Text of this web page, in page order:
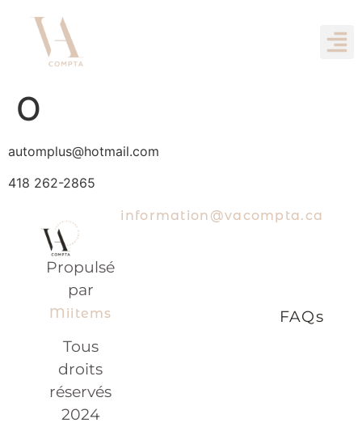
O
automplus@hotmail.com
418 262-2865
Propulsé
par
Miitems
Tous
droits
réservés
2024
information@vacompta.ca
FAQs